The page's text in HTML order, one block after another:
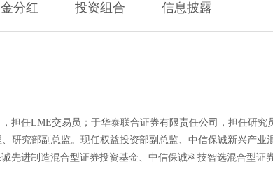
分红 投资组合 信息披露
担任LME交易员；于华泰联合证券有限责任公司，担任研
研究部副总监。现任权益投资部副总监、中信保诚新兴产
先进制造混合型证券投资基金、中信保诚科技智选混合型证